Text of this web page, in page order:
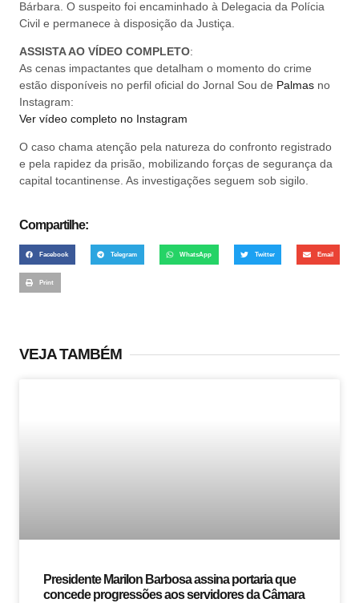
Bárbara. O suspeito foi encaminhado à Delegacia da Polícia
Civil e permanece à disposição da Justiça.
ASSISTA AO VÍDEO COMPLETO:
As cenas impactantes que detalham o momento do crime
estão disponíveis no perfil oficial do Jornal Sou de Palmas no
Instagram:
Ver vídeo completo no Instagram
O caso chama atenção pela natureza do confronto registrado
e pela rapidez da prisão, mobilizando forças de segurança da
capital tocantinense. As investigações seguem sob sigilo.
Compartilhe:
Facebook Telegram WhatsApp Twitter Email
Print
VEJA TAMBÉM
Presidente Marilon Barbosa assina portaria que
concede progressões aos servidores da Câmara